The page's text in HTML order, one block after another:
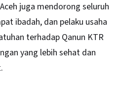
juga mendorong seluruh
ibadah, dan pelaku usaha
terhadap Qanun KTR
yang lebih sehat dan